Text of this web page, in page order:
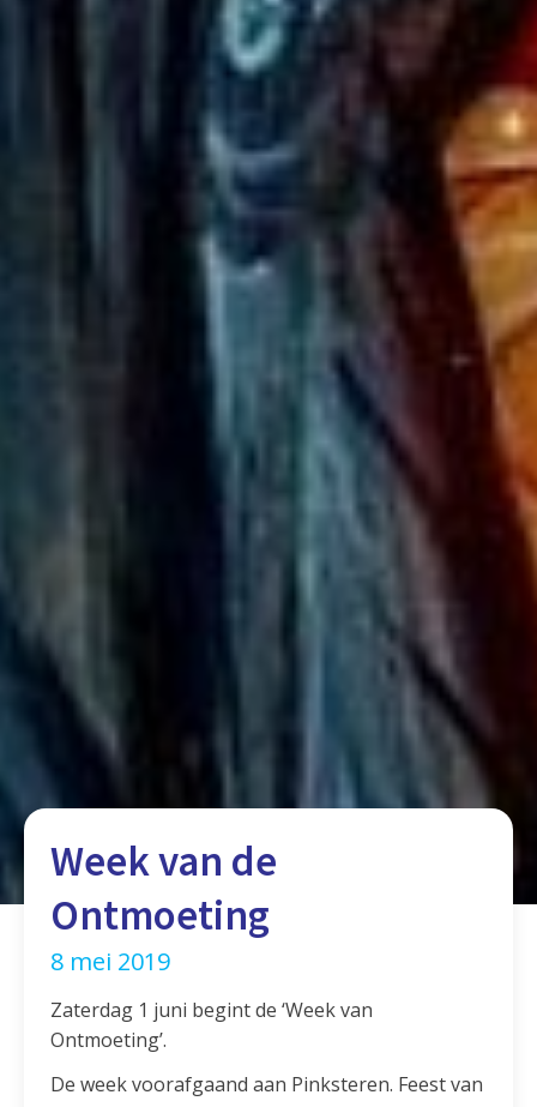
Week van de
Ontmoeting
8 mei 2019
Zaterdag 1 juni begint de ‘Week van
Ontmoeting’.
De week voorafgaand aan Pinksteren. Feest van